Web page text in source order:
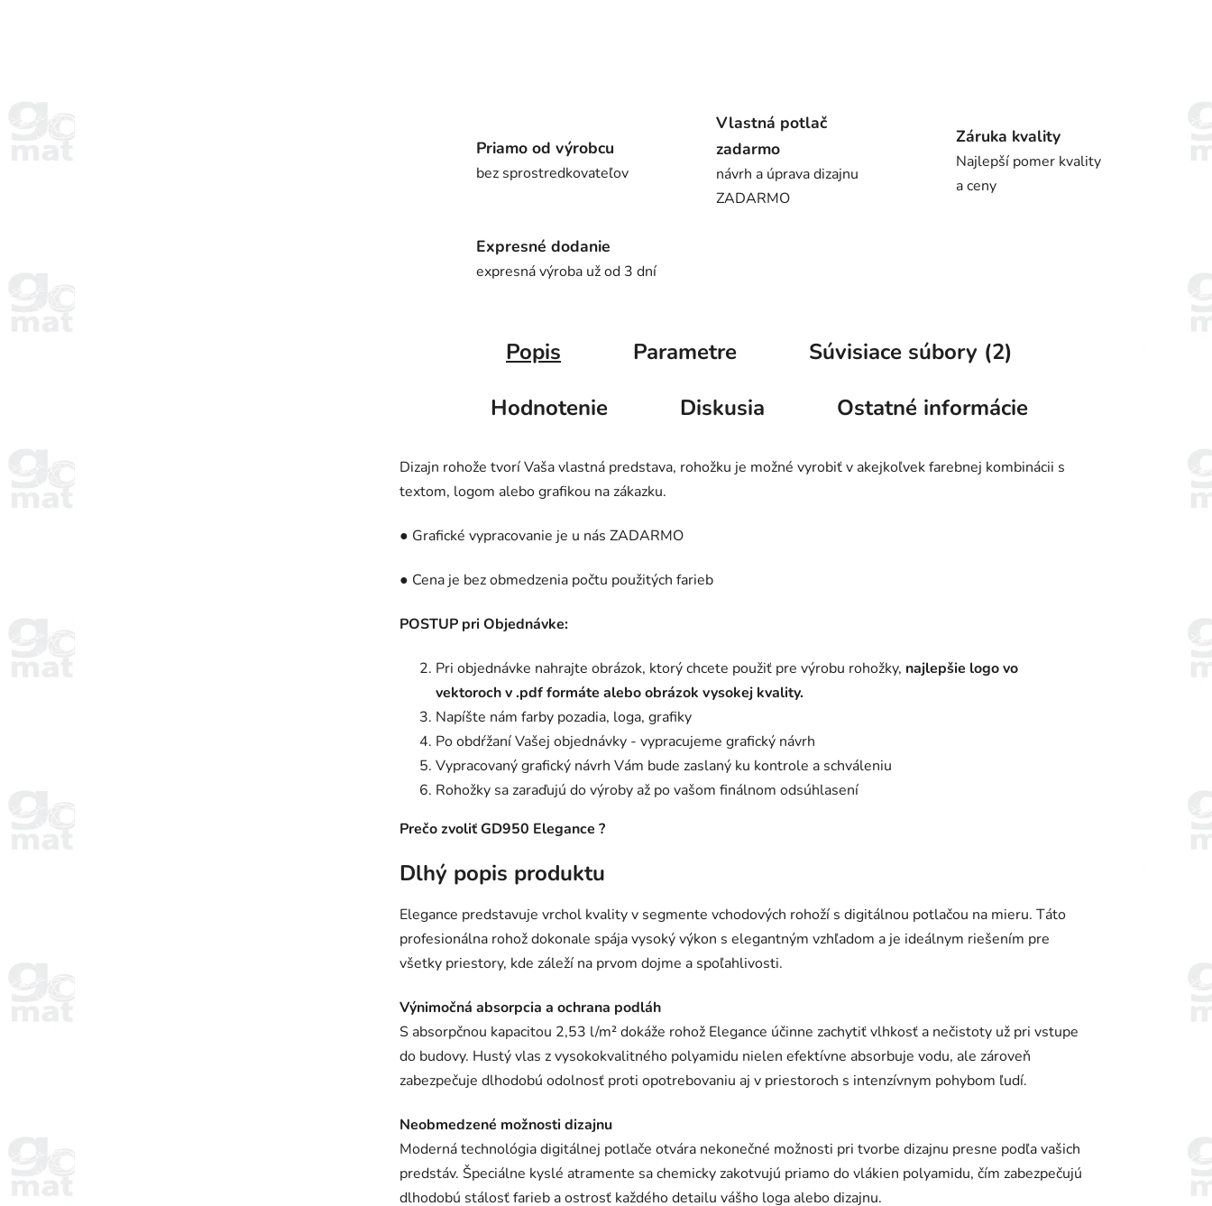
Priamo od výrobcu
bez sprostredkovateľov
Vlastná potlač
zadarmo
návrh a úprava dizajnu
ZADARMO
Záruka kvality
Najlepší pomer kvality
a ceny
Expresné dodanie
expresná výroba už od 3 dní
Popis Parametre
Súvisiace súbory (2)
Hodnotenie
Diskusia Ostatné informácie
Dizajn rohože tvorí Vaša vlastná predstava, rohožku je možné vyrobiť v akejkoľvek farebnej kombinácii s
textom, logom alebo grafikou na zákazku.
● Grafické vypracovanie je u nás ZADARMO
● Cena je bez obmedzenia počtu použitých farieb
POSTUP pri Objednávke:
Pri objednávke nahrajte obrázok, ktorý chcete použiť pre výrobu rohožky, najlepšie logo vo
vektoroch v .pdf formáte alebo obrázok vysokej kvality.
Napíšte nám farby pozadia, loga, grafiky
Po obdŕžaní Vašej objednávky - vypracujeme grafický návrh
Vypracovaný grafický návrh Vám bude zaslaný ku kontrole a schváleniu
Rohožky sa zaraďujú do výroby až po vašom finálnom odsúhlasení
Prečo zvoliť GD950 Elegance ?
Dlhý popis produktu
Elegance predstavuje vrchol kvality v segmente vchodových rohoží s digitálnou potlačou na mieru. Táto
profesionálna rohož dokonale spája vysoký výkon s elegantným vzhľadom a je ideálnym riešením pre
všetky priestory, kde záleží na prvom dojme a spoľahlivosti.
Výnimočná absorpcia a ochrana podláh
S absorpčnou kapacitou 2,53 l/m² dokáže rohož Elegance účinne zachytiť vlhkosť a nečistoty už pri vstupe
do budovy. Hustý vlas z vysokokvalitného polyamidu nielen efektívne absorbuje vodu, ale zároveň
zabezpečuje dlhodobú odolnosť proti opotrebovaniu aj v priestoroch s intenzívnym pohybom ľudí.
Neobmedzené možnosti dizajnu
Moderná technológia digitálnej potlače otvára nekonečné možnosti pri tvorbe dizajnu presne podľa vašich
predstáv. Špeciálne kyslé atramente sa chemicky zakotvujú priamo do vlákien polyamidu, čím zabezpečujú
dlhodobú stálosť farieb a ostrosť každého detailu vášho loga alebo dizajnu.